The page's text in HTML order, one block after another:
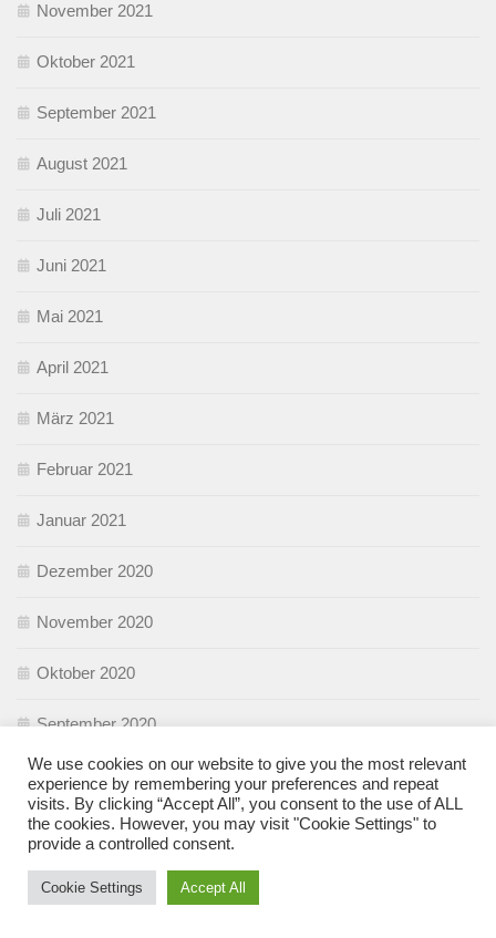
November 2021
Oktober 2021
September 2021
August 2021
Juli 2021
Juni 2021
Mai 2021
April 2021
März 2021
Februar 2021
Januar 2021
Dezember 2020
November 2020
Oktober 2020
September 2020
August 2020
Juli 2020
Juni 2020
We use cookies on our website to give you the most relevant
experience by remembering your preferences and repeat
visits. By clicking “Accept All”, you consent to the use of ALL
the cookies. However, you may visit "Cookie Settings" to
provide a controlled consent.
Cookie Settings Accept All